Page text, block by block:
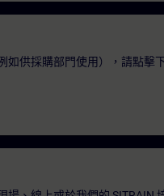
如供採購部門使用），請點擊